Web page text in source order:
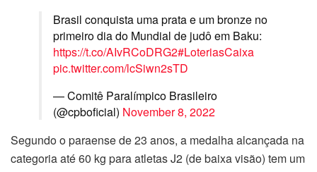
Brasil conquista uma prata e um bronze no
primeiro dia do Mundial de judô em Baku:
https://t.co/AIvRCoDRG2#LoteriasCaixa
pic.twitter.com/lcSiwn2sTD
— Comitê Paralímpico Brasileiro
(@cpboficial) November 8, 2022
Segundo o paraense de 23 anos, a medalha alcançada na
categoria até 60 kg para atletas J2 (de baixa visão) tem um